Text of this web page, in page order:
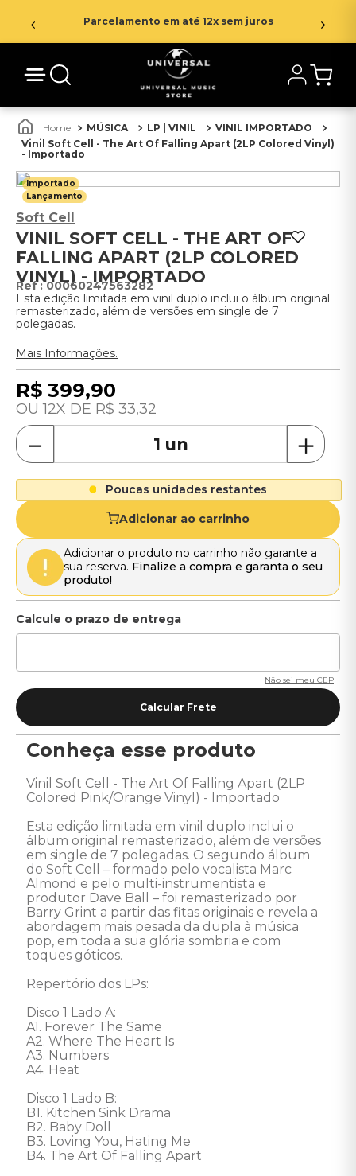
Parcelamento em até 12x sem juros
MÚSICA LP | VINIL
VINIL IMPORTADO
Vinil Soft Cell - The Art Of Falling Apart (2LP Colored Vinyl)
- Importado
Importado
Lançamento
Soft Cell
VINIL SOFT CELL - THE ART OF
FALLING APART (2LP COLORED
VINYL) - IMPORTADO
:00060247563282
Esta edição limitada em vinil duplo inclui o álbum original
remasterizado, além de versões em single de 7
polegadas.
Mais Informações.
R$ 399,90
12 R$ 33,32
＋
－
Poucas unidades restantes
Adicionar ao carrinho
Adicionar o produto no carrinho não garante a
sua reserva. Finalize a compra e garanta o seu
produto!
Não sei meu CEP
Conheça esse produto
Vinil Soft Cell - The Art Of Falling Apart (2LP
Colored Pink/Orange Vinyl) - Importado
Esta edição limitada em vinil duplo inclui o
álbum original remasterizado, além de versões
em single de 7 polegadas. O segundo álbum
do Soft Cell – formado pelo vocalista Marc
Almond e pelo multi-instrumentista e
produtor Dave Ball – foi remasterizado por
Barry Grint a partir das fitas originais e revela a
abordagem mais pesada da dupla à música
pop, em toda a sua glória sombria e com
toques góticos.
Repertório dos LPs:
Disco 1 Lado A:
A1. Forever The Same
A2. Where The Heart Is
A3. Numbers
A4. Heat
Disco 1 Lado B:
B1. Kitchen Sink Drama
B2. Baby Doll
B3. Loving You, Hating Me
B4. The Art Of Falling Apart